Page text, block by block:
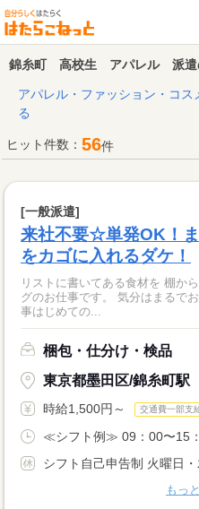
錦糸町 高校生 アパレル 派遣
アパレル・ファッション・コ
る
ヒット件数： 56件
[一般派遣]
来社不要☆単発OK！
をカゴに入れるダケ！
リストに書いてある食材を 棚か
グのお仕事です。 気分はまるでおつかい。 簡単な作業なので ・お仕
事はじめての...
梱包・仕分け・検品
東京都墨田区/錦糸町駅
時給1,500円～ 交通費一部支
≪シフト例≫ 09：00〜15
シフト自己申告制 火曜日
もっ